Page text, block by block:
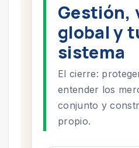
Gestión,
global y
sistema
El cierre:
entender los
conjunto y
propio.